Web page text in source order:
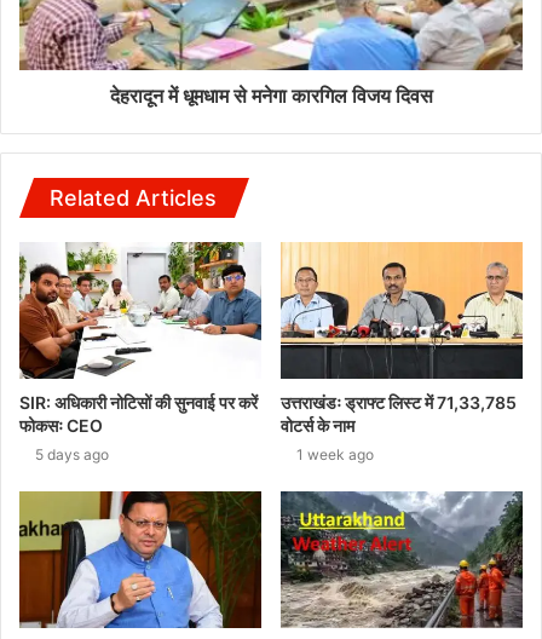
देहरादून में धूमधाम से मनेगा कारगिल विजय दिवस
Related Articles
SIR: अधिकारी नोटिसों की सुनवाई पर करें
फोकसः CEO
5 days ago
उत्तराखंडः ड्राफ्ट लिस्ट में 71,33,785
वोटर्स के नाम
1 week ago